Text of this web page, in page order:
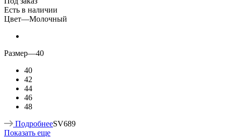
Есть в наличии
Цвет—Молочный
Размер—40
40
42
44
46
48
ПодробнееSV689
Показать еще